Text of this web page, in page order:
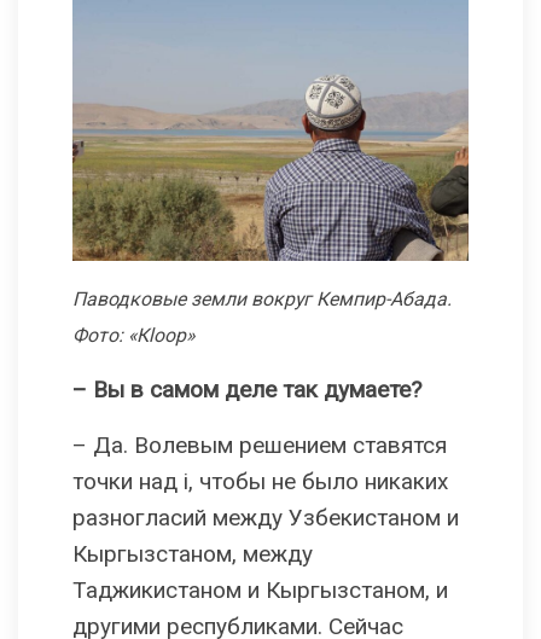
Паводковые земли вокруг Кемпир-Абада.
Фото: «Кloop»
– Вы в самом деле так думаете?
– Да. Волевым решением ставятся
точки над i, чтобы не было никаких
разногласий между Узбекистаном и
Кыргызстаном, между
Таджикистаном и Кыргызстаном, и
другими республиками. Сейчас